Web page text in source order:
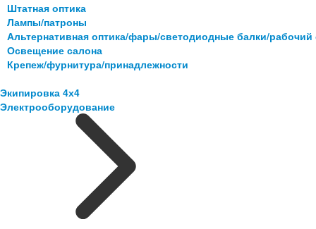
Штатная оптика
Лампы/патроны
Альтернативная оптика/фары/светодиодные балки/рабочий
Освещение салона
Крепеж/фурнитура/принадлежности
Экипировка 4х4
Электрооборудование